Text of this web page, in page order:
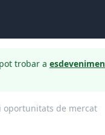
trobar a
oportunitats de mercat